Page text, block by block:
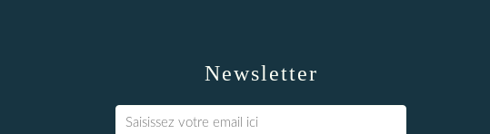
Newsletter